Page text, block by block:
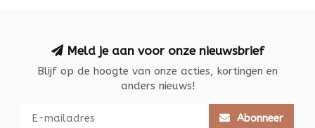
Meld je aan voor onze nieuwsbrief
Blijf op de hoogte van onze acties, kortingen en
anders nieuws!
Abonneer